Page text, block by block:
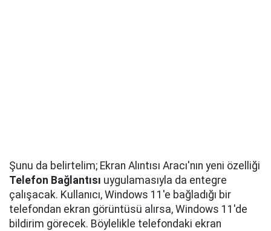
Şunu da belirtelim; Ekran Alıntısı Aracı'nın yeni özelliği
Telefon Bağlantısı uygulamasıyla da entegre
çalışacak. Kullanıcı, Windows 11'e bağladığı bir
telefondan ekran görüntüsü alırsa, Windows 11'de
bildirim görecek. Böylelikle telefondaki ekran